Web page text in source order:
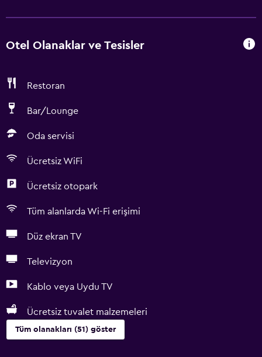
Otel Olanaklar ve Tesisler
Restoran
Bar/Lounge
Oda servisi
Ücretsiz WiFi
Ücretsiz otopark
Tüm alanlarda Wi-Fi erişimi
Düz ekran TV
Televizyon
Kablo veya Uydu TV
Ücretsiz tuvalet malzemeleri
Tüm olanakları (51) göster